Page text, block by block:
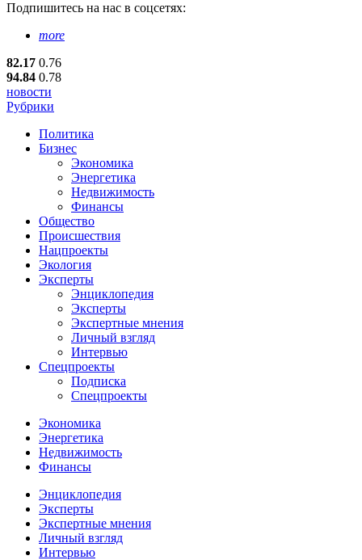
Подпишитесь на нас в соцсетях:
more
82.17 0.76
94.84 0.78
новости
Рубрики
Политика
Бизнес
Экономика
Энергетика
Недвижимость
Финансы
Общество
Происшествия
Нацпроекты
Экология
Эксперты
Энциклопедия
Эксперты
Экспертные мнения
Личный взгляд
Интервью
Спецпроекты
Подписка
Спецпроекты
Экономика
Энергетика
Недвижимость
Финансы
Энциклопедия
Эксперты
Экспертные мнения
Личный взгляд
Интервью